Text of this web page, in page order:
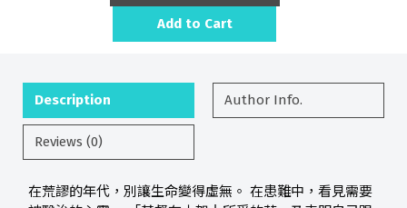
Add to Cart
Description Author Info.
Reviews (0)
在荒謬的年代，別讓生命變得虛無。 在患難中，看見需要